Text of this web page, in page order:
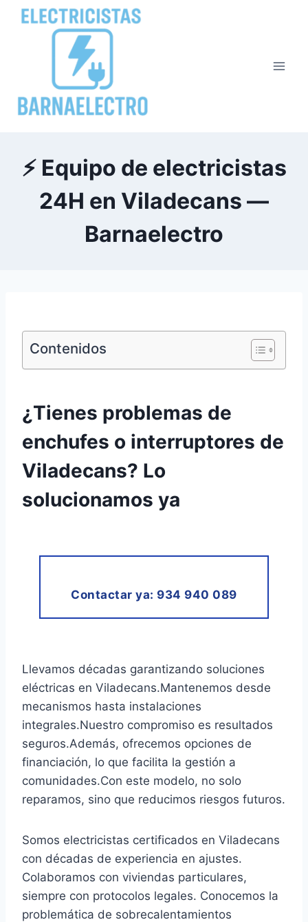
Saltar
⚡ Equipo de electricistas
24H en Viladecans —
Barnaelectro
Contenidos
¿Tienes problemas de
enchufes o interruptores de
Viladecans? Lo
solucionamos ya
Contactar ya: 934 940 089
Llevamos décadas garantizando soluciones
eléctricas en Viladecans.Mantenemos desde
mecanismos hasta instalaciones
integrales.Nuestro compromiso es resultados
seguros.Además, ofrecemos opciones de
financiación, lo que facilita la gestión a
comunidades.Con este modelo, no solo
reparamos, sino que reducimos riesgos futuros.
Somos electricistas certificados en Viladecans
con décadas de experiencia en ajustes.
Colaboramos con viviendas particulares,
siempre con protocolos legales. Conocemos la
problemática de sobrecalentamientos